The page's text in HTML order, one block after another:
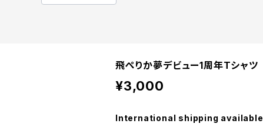
飛ぺりか夢デビュー1周年Tシャツ
¥3,000
International shipping available